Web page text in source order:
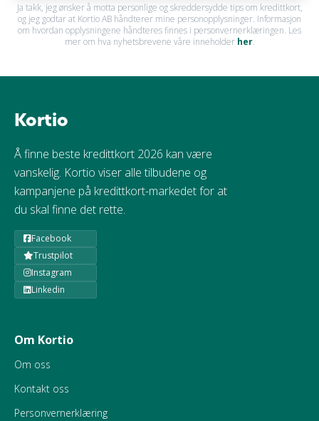
Ja takk, jeg ønsker å motta personlige og skreddersydde tips om kredittkort,
og jeg godtar at Kortio AB håndterer mine personopplysninger. Informasjon
om hvordan opplysningene håndteres finnes i personvernerklæringen. Les
mer om hva nyhetsbrevene våre inneholder her.
Kortio
Å finne beste kredittkort 2026 kan være
vanskelig. Kortio viser alle tilbudene og
kampanjene på kredittkort-markedet for at
du skal finne det rette.
Facebook
Trustpilot
Instagram
Linkedin
Om Kortio
Om oss
Kontakt oss
Personvernerklæring